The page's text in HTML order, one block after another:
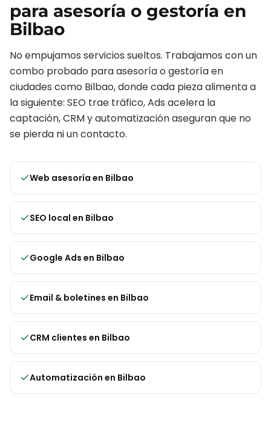
para asesoría o gestoría en
Bilbao
No empujamos servicios sueltos. Trabajamos con un
combo probado paraasesoría o gestoríaen
ciudades como Bilbao, donde cada pieza alimenta a
la siguiente: SEO trae tráfico, Ads acelera la
captación, CRM y automatización aseguran que no
se pierda ni un contacto.
Web asesoría en Bilbao
SEO local en Bilbao
Google Ads en Bilbao
Email & boletines en Bilbao
CRM clientes en Bilbao
Automatización en Bilbao